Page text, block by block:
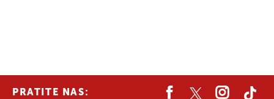
PRATITE NAS: